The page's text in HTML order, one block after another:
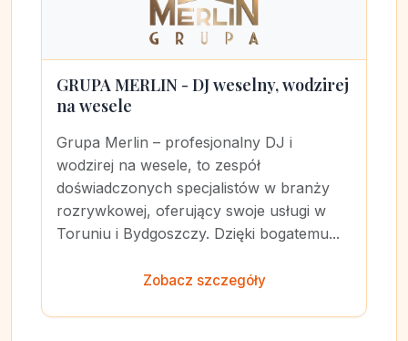
GRUPA MERLIN - DJ weselny, wodzirej
na wesele
Grupa Merlin – profesjonalny DJ i
wodzirej na wesele, to zespół
doświadczonych specjalistów w branży
rozrywkowej, oferujący swoje usługi w
Toruniu i Bydgoszczy. Dzięki bogatemu...
Zobacz szczegóły